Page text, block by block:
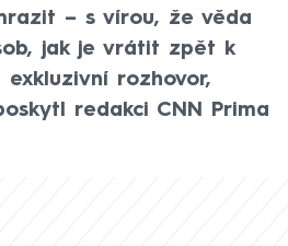
– s vírou, že věda
jak je vrátit zpět k
rozhovor,
redakci CNN Prima